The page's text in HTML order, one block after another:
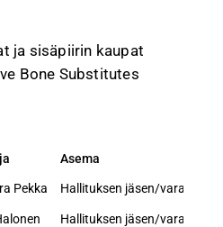
ja sisäpiirin kaupat
Bone Substitutes
Asema
Asema
Pekka Hallituksen jäsen/varajäsen
Hallituksen jäsen/varajäsen